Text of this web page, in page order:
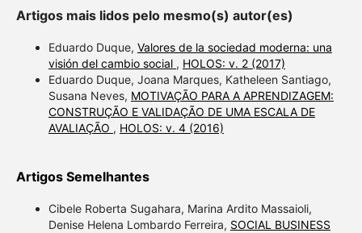
Artigos mais lidos pelo mesmo(s) autor(es)
Eduardo Duque, Valores de la sociedad moderna: una
visión del cambio social , HOLOS: v. 2 (2017)
Eduardo Duque, Joana Marques, Katheleen Santiago,
Susana Neves, MOTIVAÇÃO PARA A APRENDIZAGEM:
CONSTRUÇÃO E VALIDAÇÃO DE UMA ESCALA DE
AVALIAÇÃO , HOLOS: v. 4 (2016)
Artigos Semelhantes
Cibele Roberta Sugahara, Marina Ardito Massaioli,
Denise Helena Lombardo Ferreira, SOCIAL BUSINESS